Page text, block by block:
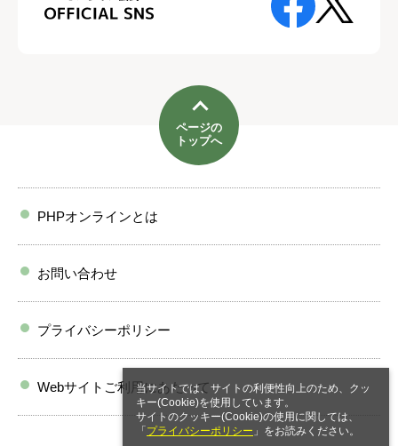
当サイトでは、サイトの利便性向上のため、クッ
キー(Cookie)を使用しています。
サイトのクッキー(Cookie)の使用に関しては、
「 プライバシーポリシー 」をお読みください。
ページの
トップへ
PHPオンラインとは
お問い合わせ
プライバシーポリシー
Webサイトご利用にあたって